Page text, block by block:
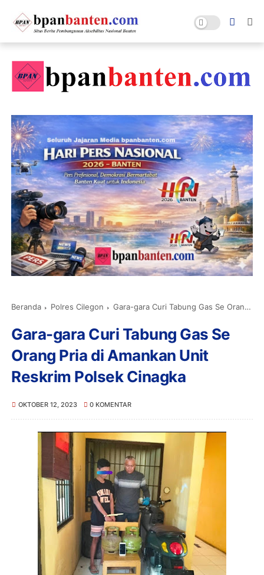
Beranda Polres Cilegon Gara-gara Curi Tabung Gas Se Orang Pria di Amankan Unit Reskrim Polsek Cinagka
Gara-gara Curi Tabung Gas Se
Orang Pria di Amankan Unit
Reskrim Polsek Cinagka
OKTOBER 12, 2023 0 KOMENTAR